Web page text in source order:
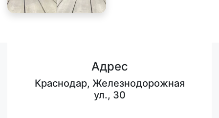
Адрес
Краснодар, Железнодорожная
ул., 30